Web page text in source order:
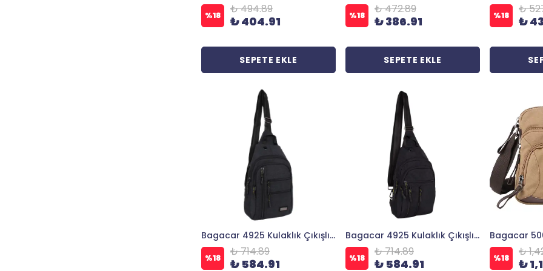
%18 ₺ 494.89
₺ 404.91
SEPETE EKLE
%18 ₺ 472.89
₺ 386.91
SEPETE EKLE
%18 ₺
₺
Bagacar 4925 Kulaklık Çıkışlı Body Bag ve Omuz Çantası Siyah
%18 ₺ 714.89
₺ 584.91
Bagacar 4925 Kulaklık Çıkışlı Body Bag ve Omuz Çantası Siyah
%18 ₺ 714.89
₺ 584.91 %18 ₺
₺